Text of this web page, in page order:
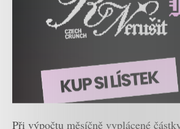
Při výpočtu měsíčně vyplácené